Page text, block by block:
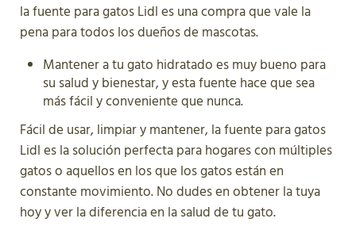
la fuente para gatos Lidl es una compra que vale la
pena para todos los dueños de mascotas.
Mantener a tu gato hidratado es muy bueno para
su salud y bienestar, y esta fuente hace que sea
más fácil y conveniente que nunca.
Fácil de usar, limpiar y mantener, la fuente para gatos
Lidl es la solución perfecta para hogares con múltiples
gatos o aquellos en los que los gatos están en
constante movimiento. No dudes en obtener la tuya
hoy y ver la diferencia en la salud de tu gato.